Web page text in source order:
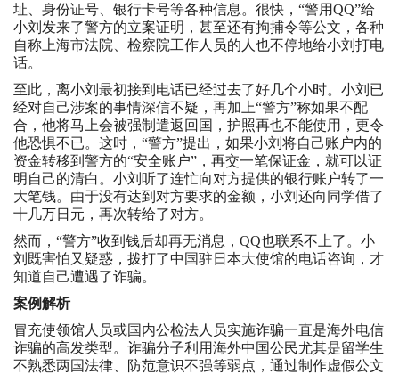
址、身份证号、银行卡号等各种信息。很快，“警用QQ”给
小刘发来了警方的立案证明，甚至还有拘捕令等公文，各种
自称上海市法院、检察院工作人员的人也不停地给小刘打电
话。
至此，离小刘最初接到电话已经过去了好几个小时。小刘已
经对自己涉案的事情深信不疑，再加上“警方”称如果不配
合，他将马上会被强制遣返回国，护照再也不能使用，更令
他恐惧不已。这时，“警方”提出，如果小刘将自己账户内的
资金转移到警方的“安全账户”，再交一笔保证金，就可以证
明自己的清白。小刘听了连忙向对方提供的银行账户转了一
大笔钱。由于没有达到对方要求的金额，小刘还向同学借了
十几万日元，再次转给了对方。
然而，“警方”收到钱后却再无消息，QQ也联系不上了。小
刘既害怕又疑惑，拨打了中国驻日本大使馆的电话咨询，才
知道自己遭遇了诈骗。
案例解析
冒充使领馆人员或国内公检法人员实施诈骗一直是海外电信
诈骗的高发类型。诈骗分子利用海外中国公民尤其是留学生
不熟悉两国法律、防范意识不强等弱点，通过制作虚假公文